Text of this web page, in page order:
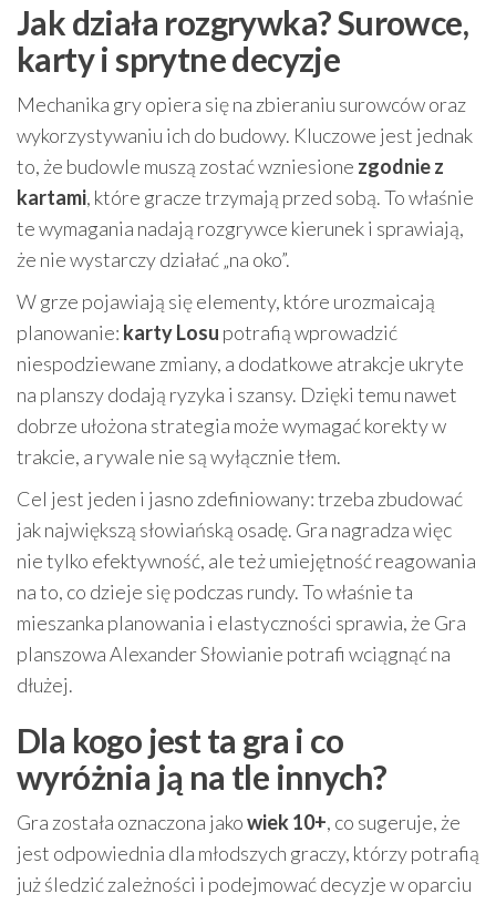
Jak działa rozgrywka? Surowce,
karty i sprytne decyzje
Mechanika gry opiera się na zbieraniu surowców oraz
wykorzystywaniu ich do budowy. Kluczowe jest jednak
to, że budowle muszą zostać wzniesione zgodnie z
kartami, które gracze trzymają przed sobą. To właśnie
te wymagania nadają rozgrywce kierunek i sprawiają,
że nie wystarczy działać „na oko”.
W grze pojawiają się elementy, które urozmaicają
planowanie: karty Losu potrafią wprowadzić
niespodziewane zmiany, a dodatkowe atrakcje ukryte
na planszy dodają ryzyka i szansy. Dzięki temu nawet
dobrze ułożona strategia może wymagać korekty w
trakcie, a rywale nie są wyłącznie tłem.
Cel jest jeden i jasno zdefiniowany: trzeba zbudować
jak największą słowiańską osadę. Gra nagradza więc
nie tylko efektywność, ale też umiejętność reagowania
na to, co dzieje się podczas rundy. To właśnie ta
mieszanka planowania i elastyczności sprawia, że Gra
planszowa Alexander Słowianie potrafi wciągnąć na
dłużej.
Dla kogo jest ta gra i co
wyróżnia ją na tle innych?
Gra została oznaczona jakowiek 10+, co sugeruje, że
jest odpowiednia dla młodszych graczy, którzy potrafią
już śledzić zależności i podejmować decyzje w oparciu